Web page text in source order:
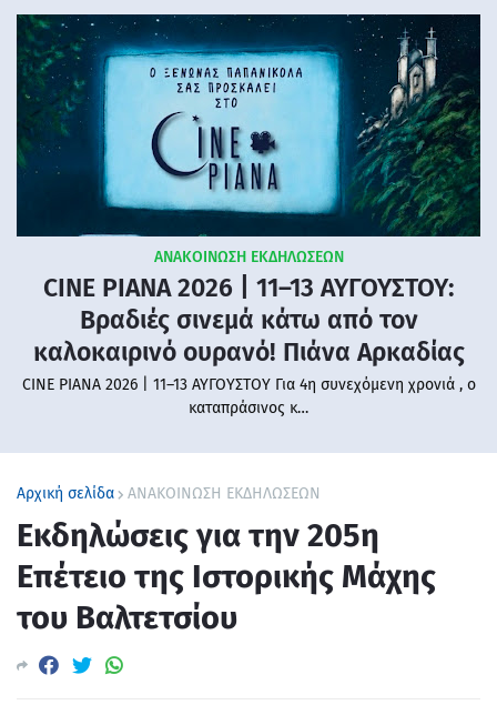
ΑΝΑΚΟΙΝΩΣΗ ΕΚΔΗΛΩΣΕΩΝ
CINE PIANA 2026 | 11–13 ΑΥΓΟΥΣΤΟΥ:
Βραδιές σινεμά κάτω από τον
καλοκαιρινό ουρανό! Πιάνα Αρκαδίας
CINE PIANA 2026 | 11–13 ΑΥΓΟΥΣΤΟΥ Για 4η συνεχόμενη χρονιά , ο
καταπράσινος κ…
Αρχική σελίδα ΑΝΑΚΟΙΝΩΣΗ ΕΚΔΗΛΩΣΕΩΝ
Εκδηλώσεις για την 205η
Επέτειο της Ιστορικής Μάχης
του Βαλτετσίου